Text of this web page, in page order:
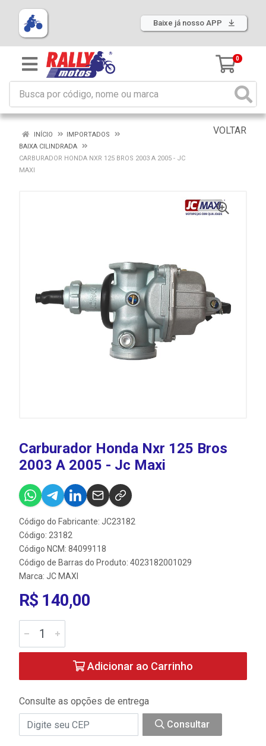
Baixe já nosso APP
0
VOLTAR
INÍCIO
IMPORTADOS
BAIXA CILINDRADA
CARBURADOR HONDA NXR 125 BROS 2003 A 2005 - JC
MAXI
Carburador Honda Nxr 125 Bros
2003 A 2005 - Jc Maxi
Código do Fabricante: JC23182
Código: 23182
Código NCM: 84099118
Código de Barras do Produto: 4023182001029
Marca: JC MAXI
R$ 140,00
Adicionar ao Carrinho
Consulte as opções de entrega
Consultar